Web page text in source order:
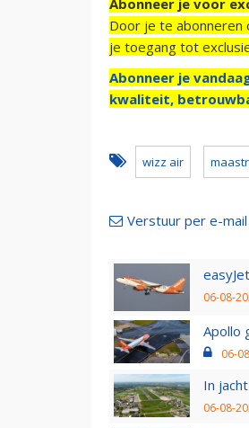
Door je te abonneren
je toegang tot
Abonneer je
kwaliteit,
wizz air
Verstuur per e-mail
06-08-
Apollo
06-
In
06-08-